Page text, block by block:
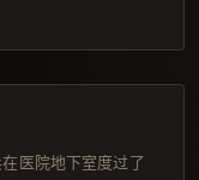
医院地下室度过了